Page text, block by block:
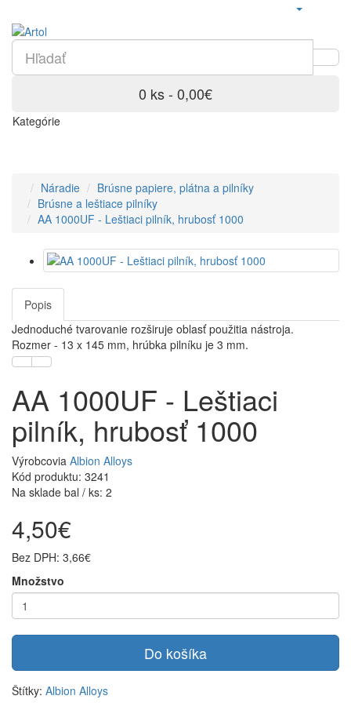
0 ks - 0,00€
Kategórie
Náradie
Brúsne papiere, plátna a pilníky
Brúsne a leštiace pilníky
AA 1000UF - Leštiaci pilník, hrubosť 1000
Popis
Jednoduché tvarovanie rozširuje oblasť použitia nástroja.
Rozmer - 13 x 145 mm, hrúbka pilníku je 3 mm.
AA 1000UF - Leštiaci
pilník, hrubosť 1000
Výrobcovia Albion Alloys
Kód produktu: 3241
Na sklade bal / ks: 2
4,50€
Bez DPH: 3,66€
Množstvo
Do košíka
Štítky: Albion Alloys